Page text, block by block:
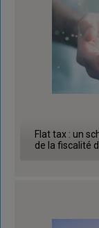
Flat tax : un
de la fiscalité